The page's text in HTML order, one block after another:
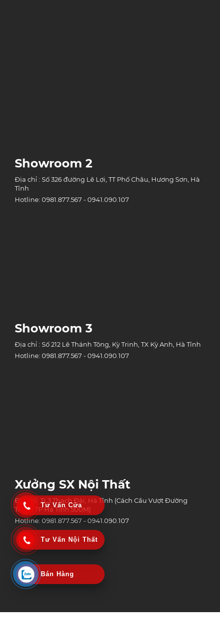
Showroom 2
Địa chỉ : Số 326 đường Lê Lợi, TT Phố Châu, Hương Sơn, Hà
Tĩnh
Hotline: 0981.877.567 - 0941.090.107
Showroom 3
Địa chỉ : Số 212 Lê Thánh Tông, Kỳ Trinh, TX Kỳ Anh, Hà Tĩnh
Hotline: 0981.877.567 - 0941.090.107
Xưởng SX Nội Thất
Địa chỉ: TL3 Thạch Đài, Hà Tĩnh (Cách Cầu Vượt Đường
Tránh TP Hà Tĩnh 500M)
Hotline: 0981.877.567 - 0941.090.107
Tư Vấn Cửa
Tư Vấn Nội Thất
Bán Hàng